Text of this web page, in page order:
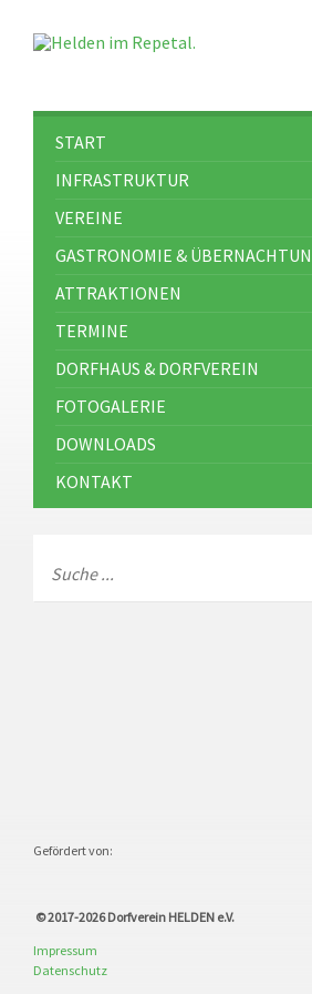
START
INFRASTRUKTUR
VEREINE
GASTRONOMIE &
ATTRAKTIONEN
TERMINE
DORFHAUS & DORFVEREIN
FOTOGALERIE
DOWNLOADS
KONTAKT
Gefördert von:
© 2017-2026Dorfverein HELDEN e.V.
Impressum
Datenschutz